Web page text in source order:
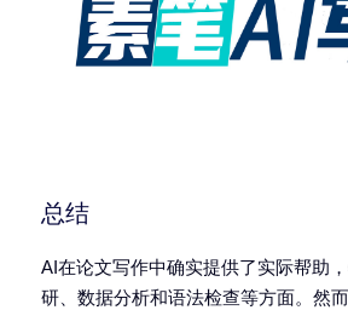
总结
AI在论文写作中确实提供了实际帮助
研、数据分析和语法检查等方面。然